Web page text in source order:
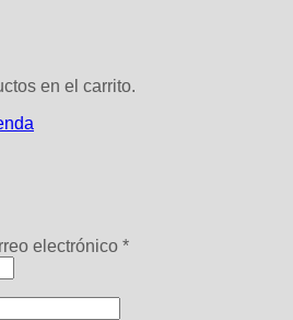
en el carrito.
electrónico *Obligatorio